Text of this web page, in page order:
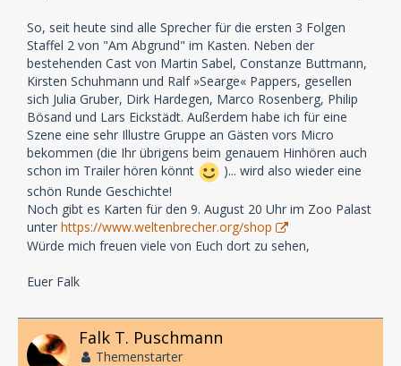
So, seit heute sind alle Sprecher für die ersten 3 Folgen
Staffel 2 von "Am Abgrund" im Kasten. Neben der
bestehenden Cast von Martin Sabel, Constanze Buttmann,
Kirsten Schuhmann und Ralf »Searge« Pappers, gesellen
sich Julia Gruber, Dirk Hardegen, Marco Rosenberg, Philip
Bösand und Lars Eickstädt. Außerdem habe ich für eine
Szene eine sehr Illustre Gruppe an Gästen vors Micro
bekommen (die Ihr übrigens beim genauem Hinhören auch
schon im Trailer hören könnt
)... wird also wieder eine
schön Runde Geschichte!
Noch gibt es Karten für den 9. August 20 Uhr im Zoo Palast
unter https://www.weltenbrecher.org/shop
Würde mich freuen viele von Euch dort zu sehen,
Euer Falk
Falk T. Puschmann
Themenstarter